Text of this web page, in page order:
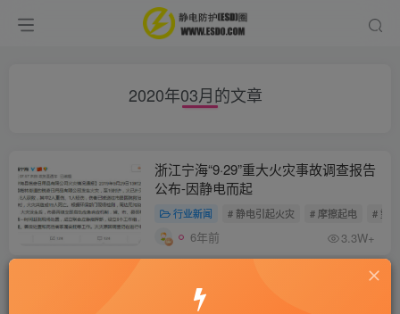
2020年03月的文章
浙江宁海“9·29”重大火灾事故调查报告
公布-因静电而起
行业新闻 # 静电引起火灾 # 摩擦起电 # 塑
6年前 3.3W+